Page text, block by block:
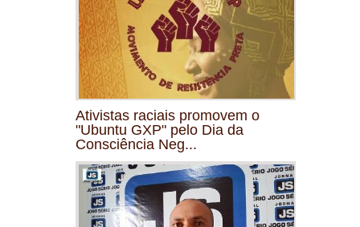
Ativistas raciais promovem o
"Ubuntu GXP" pelo Dia da
Consciência Neg...